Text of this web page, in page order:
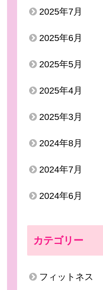
2025年7月
2025年6月
2025年5月
2025年4月
2025年3月
2024年8月
2024年7月
2024年6月
カテゴリー
フィットネス